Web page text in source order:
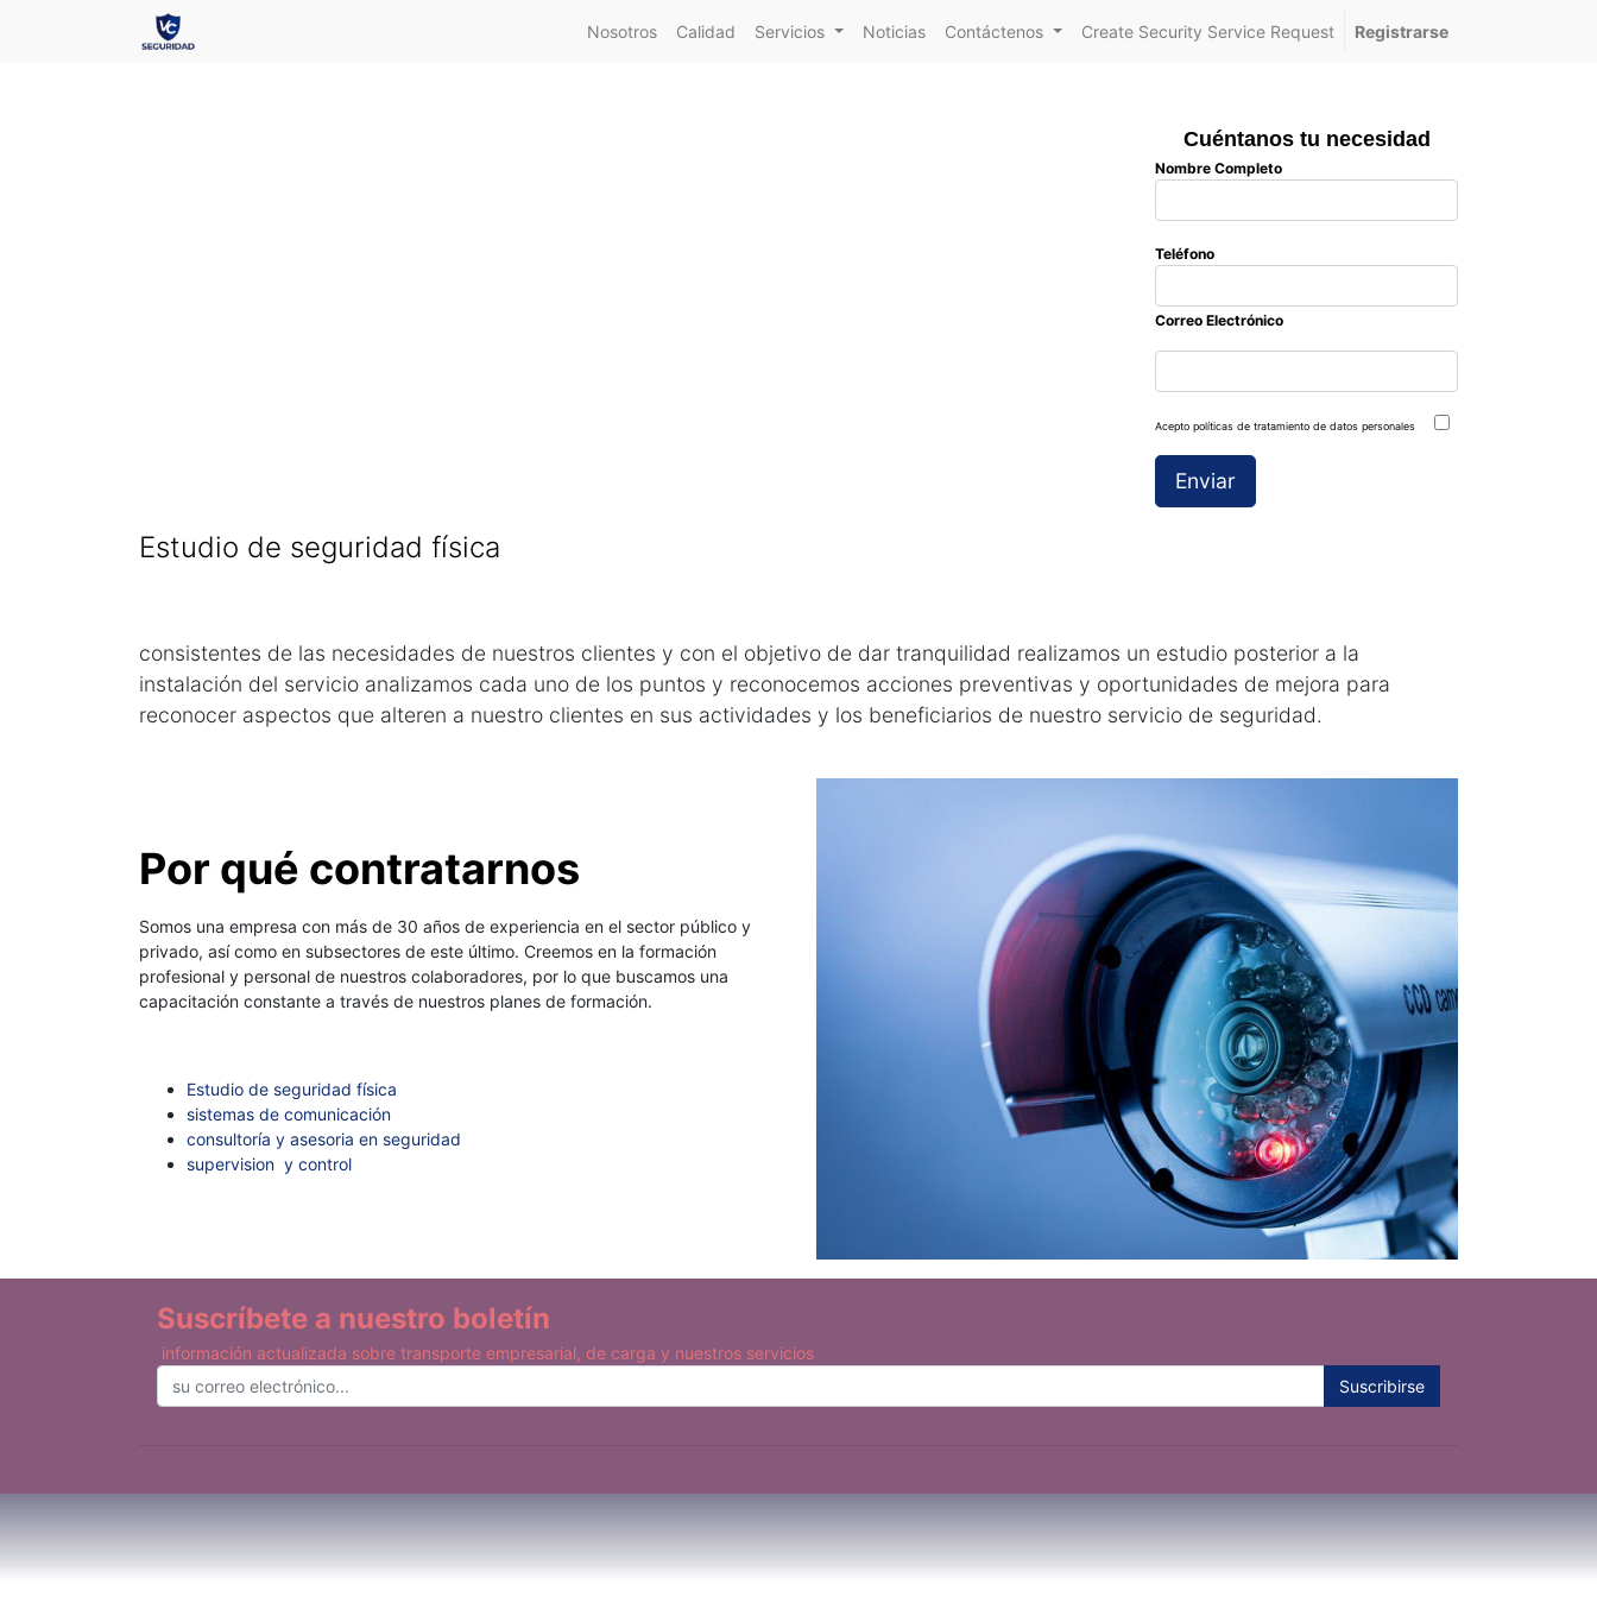
Nosotros Calidad Servicios Noticias Contáctenos Create Security Service Request Registrarse
Cuéntanos tu necesidad
Nombre Completo
Teléfono
Correo Electrónico
Acepto políticas de tratamiento de datos personales
Enviar
Estudio de seguridad física
consistentes de las necesidades de nuestros clientes y con el objetivo de dar tranquilidad realizamos un estudio posterior a la
instalación del servicio analizamos cada uno de los puntos y reconocemos acciones preventivas y oportunidades de mejora para
reconocer aspectos que alteren a nuestro clientes en sus actividades y los beneficiarios de nuestro servicio de seguridad.
Por qué contratarnos
Somos una empresa con más de 30 años de experiencia en el sector público y
privado, así como en subsectores de este último. Creemos en la formación
profesional y personal de nuestros colaboradores, por lo que buscamos una
capacitación constante a través de nuestros planes de formación.
Estudio de seguridad física
sistemas de comunicación
consultoría y asesoria en seguridad
supervision y control
Suscríbete a nuestro boletín
información actualizada sobre transporte empresarial, de carga y nuestros servicios
Suscribirse